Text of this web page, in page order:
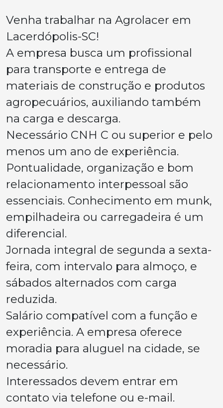
Venha trabalhar na Agrolacer em
Lacerdópolis-SC!
A empresa busca um profissional
para transporte e entrega de
materiais de construção e produtos
agropecuários, auxiliando também
na carga e descarga.
Necessário CNH C ou superior e pelo
menos um ano de experiência.
Pontualidade, organização e bom
relacionamento interpessoal são
essenciais. Conhecimento em munk,
empilhadeira ou carregadeira é um
diferencial.
Jornada integral de segunda a sexta-
feira, com intervalo para almoço, e
sábados alternados com carga
reduzida.
Salário compatível com a função e
experiência. A empresa oferece
moradia para aluguel na cidade, se
necessário.
Interessados devem entrar em
contato via telefone ou e-mail.